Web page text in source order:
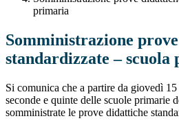
primaria
Somministrazione
standardizzate –
Si comunica che a partire da giovedì
seconde e quinte delle scuole primarie
somministrate le prove didattiche